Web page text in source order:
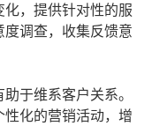
，提供针对性的服
调查，收集反馈意
于维系客户关系。
化的营销活动，增